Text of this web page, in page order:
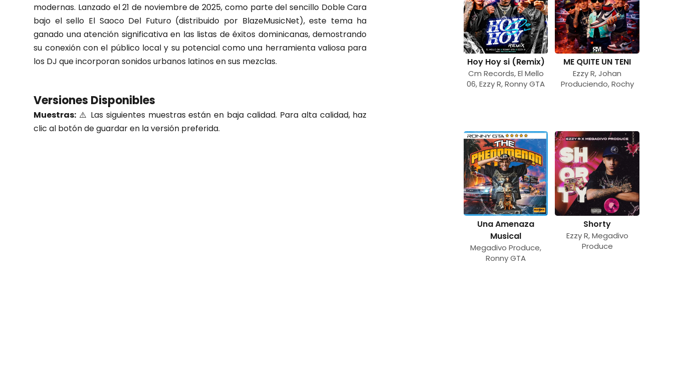
modernas. Lanzado el 21 de noviembre de 2025, como parte del sencillo Doble Cara
bajo el sello El Saoco Del Futuro (distribuido por BlazeMusicNet), este tema ha
ganado una atención significativa en las listas de éxitos dominicanas, demostrando
su conexión con el público local y su potencial como una herramienta valiosa para
los DJ que incorporan sonidos urbanos latinos en sus mezclas.
Versiones Disponibles
Muestras: ⚠️ Las siguientes muestras están en baja calidad. Para alta calidad, haz
clic al botón de guardar en la versión preferida.
Hoy Hoy si (Remix)
Cm Records,El Mello
06,Ezzy R,Ronny GTA
ME QUITE UN TENI
Ezzy R,Johan
Produciendo,Rochy
Una Amenaza
Musical
Megadivo Produce,
Ronny GTA
Shorty
Ezzy R,Megadivo
Produce